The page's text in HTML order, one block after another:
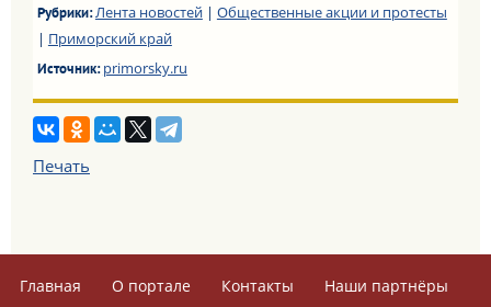
Рубрики:Лента новостей| Общественные акции и протесты
| Приморский край
Источник:primorsky.ru
Печать
Главная О портале Контакты Наши партнёры